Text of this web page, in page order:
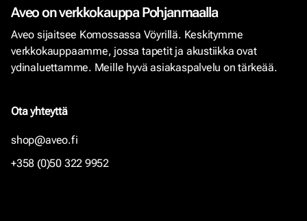
Aveo on verkkokauppa Pohjanmaalla
Aveo sijaitsee Komossassa Vöyrillä. Keskitymme
verkkokauppaamme, jossa tapetit ja akustiikka ovat
ydinaluettamme. Meille hyvä asiakaspalvelu on tärkeää.
Ota yhteyttä
shop@aveo.fi
+358 (0)50 322 9952